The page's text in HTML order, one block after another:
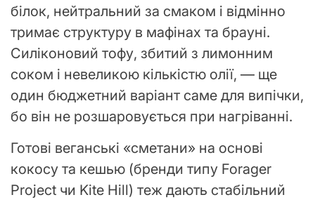
білок, нейтральний за смаком і відмінно
тримає структуру в мафінах та брауні.
Силіконовий тофу, збитий з лимонним
соком і невеликою кількістю олії, — ще
один бюджетний варіант саме для випічки,
бо він не розшаровується при нагріванні.
Готові веганські «сметани» на основі
кокосу та кешью (бренди типу Forager
Project чи Kite Hill) теж дають стабільний